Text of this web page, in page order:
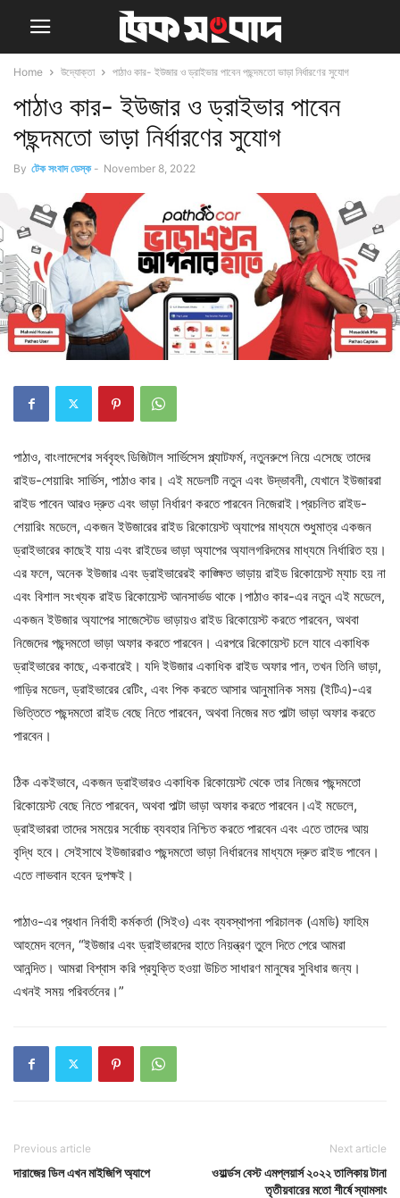
Home উদ্যোক্তা পাঠাও কার- ইউজার ও ড্রাইভার পাবেন পছন্দমতো ভাড়া নির্ধারণের সুযোগ
পাঠাও কার- ইউজার ও ড্রাইভার পাবেন
পছন্দমতো ভাড়া নির্ধারণের সুযোগ
By টেক সংবাদ ডেস্ক - November 8, 2022
পাঠাও, বাংলাদেশের সর্ববৃহৎ ডিজিটাল সার্ভিসেস প্ল্যাটফর্ম, নতুনরুপে নিয়ে এসেছে তাদের
রাইড-শেয়ারিং সার্ভিস, পাঠাও কার। এই মডেলটি নতুন এবং উদ্ভাবনী, যেখানে ইউজাররা
রাইড পাবেন আরও দ্রুত এবং ভাড়া নির্ধারণ করতে পারবেন নিজেরাই।প্রচলিত রাইড-
শেয়ারিং মডেলে, একজন ইউজারের রাইড রিকোয়েস্ট অ্যাপের মাধ্যমে শুধুমাত্র একজন
ড্রাইভারের কাছেই যায় এবং রাইডের ভাড়া অ্যাপের অ্যালগরিদমের মাধ্যমে নির্ধারিত হয়।
এর ফলে, অনেক ইউজার এবং ড্রাইভারেরই কাঙ্ক্ষিত ভাড়ায় রাইড রিকোয়েস্ট ম্যাচ হয় না
এবং বিশাল সংখ্যক রাইড রিকোয়েস্ট আনসার্ভড থাকে।পাঠাও কার-এর নতুন এই মডেলে,
একজন ইউজার অ্যাপের সাজেস্টেড ভাড়ায়ও রাইড রিকোয়েস্ট করতে পারবেন, অথবা
নিজেদের পছন্দমতো ভাড়া অফার করতে পারবেন। এরপরে রিকোয়েস্ট চলে যাবে একাধিক
ড্রাইভারের কাছে, একবারেই। যদি ইউজার একাধিক রাইড অফার পান, তখন তিনি ভাড়া,
গাড়ির মডেল, ড্রাইভারের রেটিং, এবং পিক করতে আসার আনুমানিক সময় (ইটিএ)-এর
ভিত্তিতে পছন্দমতো রাইড বেছে নিতে পারবেন, অথবা নিজের মত পাল্টা ভাড়া অফার করতে
পারবেন।
ঠিক একইভাবে, একজন ড্রাইভারও একাধিক রিকোয়েস্ট থেকে তার নিজের পছন্দমতো
রিকোয়েস্ট বেছে নিতে পারবেন, অথবা পাল্টা ভাড়া অফার করতে পারবেন।এই মডেলে,
ড্রাইভাররা তাদের সময়ের সর্বোচ্চ ব্যবহার নিশ্চিত করতে পারবেন এবং এতে তাদের আয়
বৃদ্ধি হবে। সেইসাথে ইউজাররাও পছন্দমতো ভাড়া নির্ধারনের মাধ্যমে দ্রুত রাইড পাবেন।
এতে লাভবান হবেন দুপক্ষই।
পাঠাও-এর প্রধান নির্বাহী কর্মকর্তা (সিইও) এবং ব্যবস্থাপনা পরিচালক (এমডি) ফাহিম
আহমেদ বলেন, “ইউজার এবং ড্রাইভারদের হাতে নিয়ন্ত্রণ তুলে দিতে পেরে আমরা
আনন্দিত। আমরা বিশ্বাস করি প্রযুক্তি হওয়া উচিত সাধারণ মানুষের সুবিধার জন্য।
এখনই সময় পরিবর্তনের।”
Previous article
দারাজের ডিল এখন মাইজিপি অ্যাপে
Next article
ওয়ার্ল্ডস বেস্ট এমপ্লয়ার্স ২০২২ তালিকায় টানা
তৃতীয়বারের মতো শীর্ষে স্যামসাং